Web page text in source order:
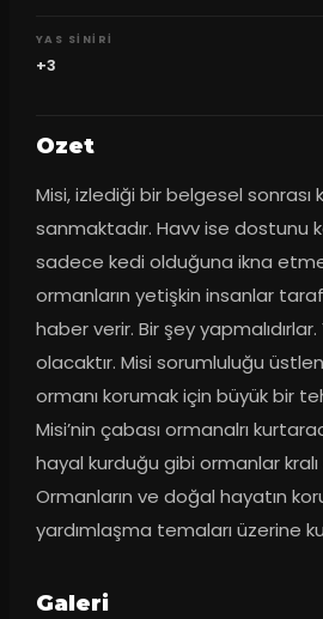
YAS SINIRI
+3
Ozet
Misi, izlediği bir belgesel sonrası
sanmaktadır. Havv ise dostunu
sadece kedi olduğuna ikna
ormanların yetişkin insanlar
haber verir. Bir şey
olacaktır. Misi sorumluluğu
ormanı korumak için büyük bir
Misi’nin çabası ormanalrı
hayal kurduğu gibi ormanlar
Ormanların ve doğal hayatın
yardımlaşma temaları üzerine
Galeri